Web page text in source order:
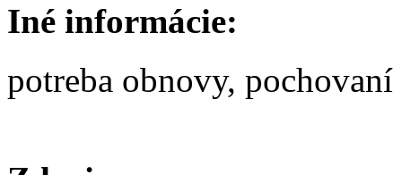
Iné informácie:
potreba obnovy,